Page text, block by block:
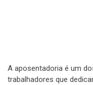
A aposentadoria é um
trabalhadores que